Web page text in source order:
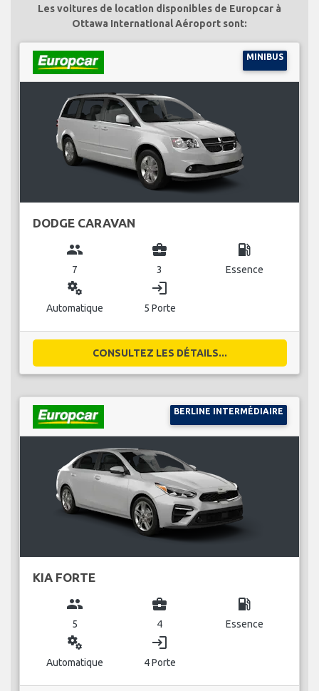
Les voitures de location disponibles de Europcar à
Ottawa International Aéroport sont:
MINIBUS
DODGE CARAVAN
group
7
business_center
3
local_gas_station
Essence
miscellaneous_services
Automatique
login
5 Porte
CONSULTEZ LES DÉTAILS...
BERLINE INTERMÉDIAIRE
KIA FORTE
group
5
business_center
4
local_gas_station
Essence
miscellaneous_services
Automatique
login
4 Porte